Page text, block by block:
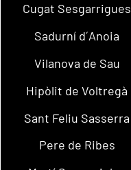
Cugat Sesgarrigues
Sadurní d´Anoia
Vilanova de Sau
Hipòlit de Voltregà
Sant Feliu Sasserra
Pere de Ribes